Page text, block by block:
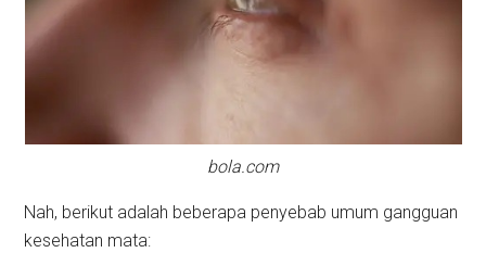
bola.com
Nah, berikut adalah beberapa penyebab umum gangguan
kesehatan mata: